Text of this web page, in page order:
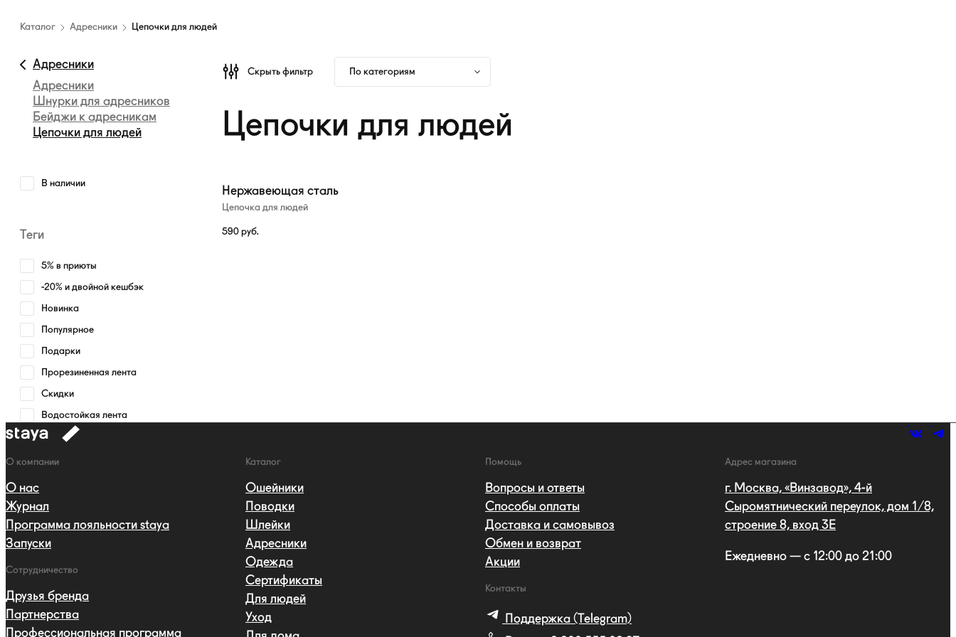
амуниции
Цепочки
для
людей
Каталог Адресники Цепочки для людей
Адресники
Адресники
Шнурки для адресников
Бейджи к адресникам
Цепочки для людей
В наличии
Теги
5% в приюты
-20% и двойной кешбэк
Новинка
Популярное
Подарки
Прорезиненная лента
Скидки
Водостойкая лента
Скрыть фильтр По категориям
Цепочки для людей
Нержавеющая сталь
Цепочка для людей
590 руб.
к
Навигация
О компании
О нас
Журнал
Программа лояльности staya
Запуски
Сотрудничество
Друзья бренда
Партнерства
Профессиональная программа
Каталог
Ошейники
Поводки
Шлейки
Адресники
Одежда
Сертификаты
Для людей
Уход
Помощь
Вопросы и ответы
Способы оплаты
Доставка и самовывоз
Обмен и возврат
Акции
Контакты
Поддержка (Telegram)
Адрес магазина
г. Москва, «Винзавод», 4-й
Сыромятнический переулок, дом 1/8,
строение 8, вход 3E
Ежедневно — с 12:00 до 21:00